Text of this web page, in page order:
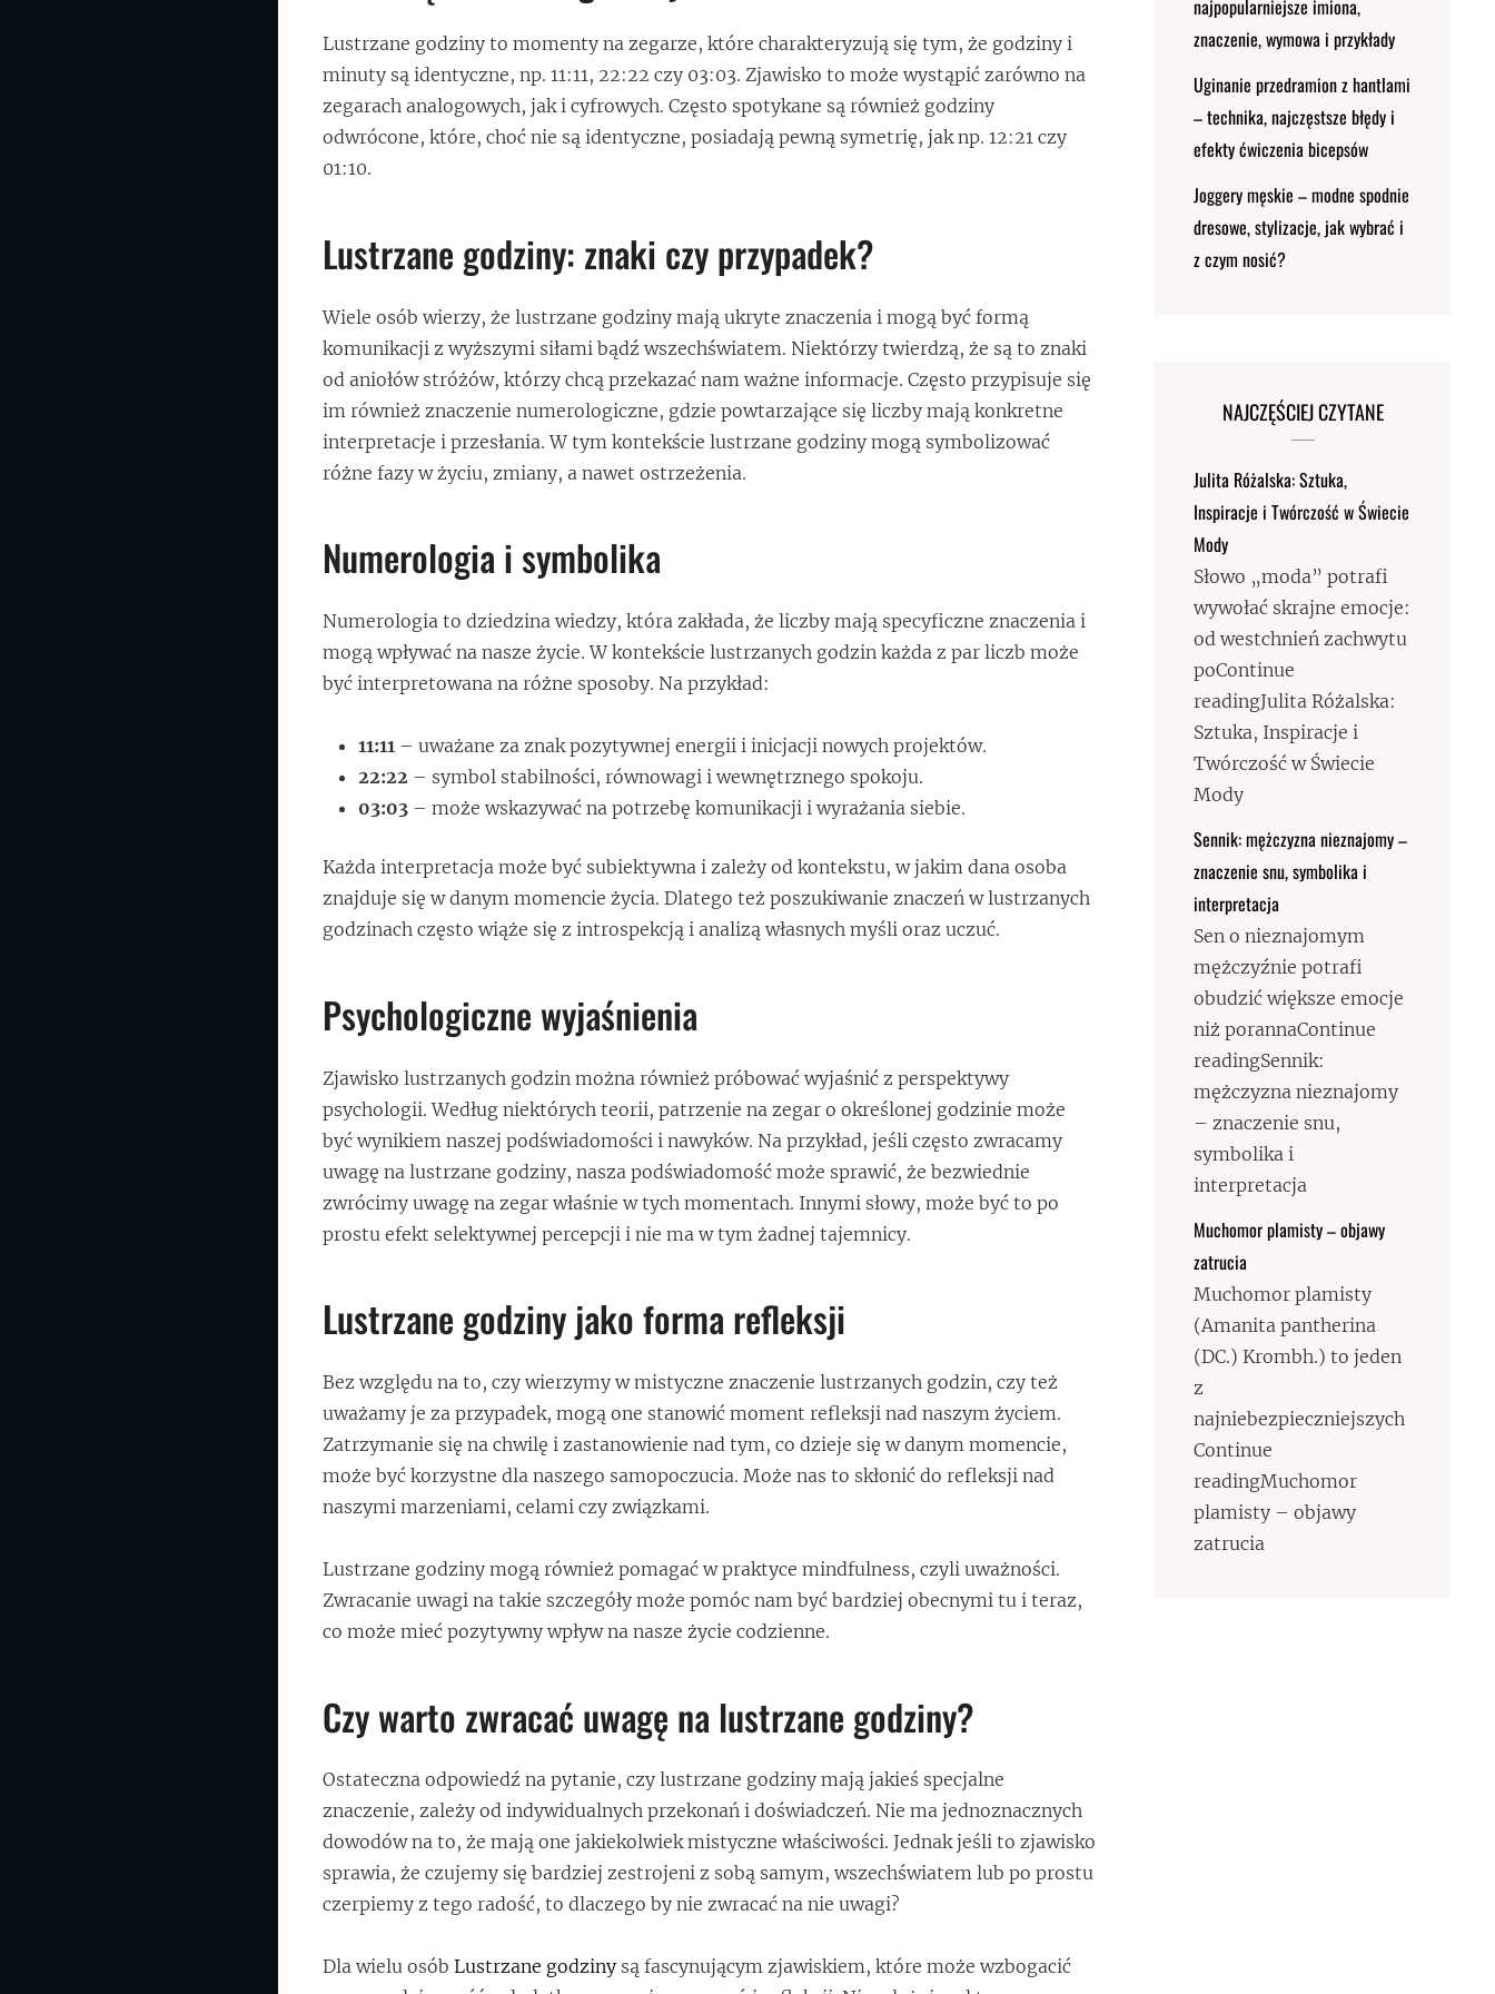
Lustrzane godziny to momenty na zegarze, które charakteryzują się tym, że godziny i
minuty są identyczne, np. 11:11, 22:22 czy 03:03. Zjawisko to może wystąpić zarówno na
zegarach analogowych, jak i cyfrowych. Często spotykane są również godziny
odwrócone, które, choć nie są identyczne, posiadają pewną symetrię, jak np. 12:21 czy
01:10.
Lustrzane godziny: znaki czy przypadek?
Wiele osób wierzy, że lustrzane godziny mają ukryte znaczenia i mogą być formą
komunikacji z wyższymi siłami bądź wszechświatem. Niektórzy twierdzą, że są to znaki
od aniołów stróżów, którzy chcą przekazać nam ważne informacje. Często przypisuje się
im również znaczenie numerologiczne, gdzie powtarzające się liczby mają konkretne
interpretacje i przesłania. W tym kontekście lustrzane godziny mogą symbolizować
różne fazy w życiu, zmiany, a nawet ostrzeżenia.
Numerologia i symbolika
Numerologia to dziedzina wiedzy, która zakłada, że liczby mają specyficzne znaczenia i
mogą wpływać na nasze życie. W kontekście lustrzanych godzin każda z par liczb może
być interpretowana na różne sposoby. Na przykład:
11:11 – uważane za znak pozytywnej energii i inicjacji nowych projektów.
22:22 – symbol stabilności, równowagi i wewnętrznego spokoju.
03:03 – może wskazywać na potrzebę komunikacji i wyrażania siebie.
Każda interpretacja może być subiektywna i zależy od kontekstu, w jakim dana osoba
znajduje się w danym momencie życia. Dlatego też poszukiwanie znaczeń w lustrzanych
godzinach często wiąże się z introspekcją i analizą własnych myśli oraz uczuć.
Psychologiczne wyjaśnienia
Zjawisko lustrzanych godzin można również próbować wyjaśnić z perspektywy
psychologii. Według niektórych teorii, patrzenie na zegar o określonej godzinie może
być wynikiem naszej podświadomości i nawyków. Na przykład, jeśli często zwracamy
uwagę na lustrzane godziny, nasza podświadomość może sprawić, że bezwiednie
zwrócimy uwagę na zegar właśnie w tych momentach. Innymi słowy, może być to po
prostu efekt selektywnej percepcji i nie ma w tym żadnej tajemnicy.
Lustrzane godziny jako forma refleksji
Bez względu na to, czy wierzymy w mistyczne znaczenie lustrzanych godzin, czy też
uważamy je za przypadek, mogą one stanowić moment refleksji nad naszym życiem.
Zatrzymanie się na chwilę i zastanowienie nad tym, co dzieje się w danym momencie,
może być korzystne dla naszego samopoczucia. Może nas to skłonić do refleksji nad
naszymi marzeniami, celami czy związkami.
Lustrzane godziny mogą również pomagać w praktyce mindfulness, czyli uważności.
Zwracanie uwagi na takie szczegóły może pomóc nam być bardziej obecnymi tu i teraz,
co może mieć pozytywny wpływ na nasze życie codzienne.
Czy warto zwracać uwagę na lustrzane godziny?
Ostateczna odpowiedź na pytanie, czy lustrzane godziny mają jakieś specjalne
znaczenie, zależy od indywidualnych przekonań i doświadczeń. Nie ma jednoznacznych
dowodów na to, że mają one jakiekolwiek mistyczne właściwości. Jednak jeśli to zjawisko
sprawia, że czujemy się bardziej zestrojeni z sobą samym, wszechświatem lub po prostu
czerpiemy z tego radość, to dlaczego by nie zwracać na nie uwagi?
Dla wielu osób Lustrzane godziny są fascynującym zjawiskiem, które może wzbogacić
najpopularniejsze imiona,
znaczenie, wymowa i przykłady
Uginanie przedramion z hantlami
– technika, najczęstsze błędy i
efekty ćwiczenia bicepsów
Joggery męskie – modne spodnie
dresowe, stylizacje, jak wybrać i
z czym nosić?
NAJCZĘŚCIEJ CZYTANE
Julita Różalska: Sztuka,
Inspiracje i Twórczość w Świecie
Mody
Słowo „moda” potrafi
wywołać skrajne emocje:
od westchnień zachwytu
poContinue
readingJulita Różalska:
Sztuka, Inspiracje i
Twórczość w Świecie
Mody
Sennik: mężczyzna nieznajomy –
znaczenie snu, symbolika i
interpretacja
Sen o nieznajomym
mężczyźnie potrafi
obudzić większe emocje
niż porannaContinue
readingSennik:
mężczyzna nieznajomy
– znaczenie snu,
symbolika i
interpretacja
Muchomor plamisty – objawy
zatrucia
Muchomor plamisty
(Amanita pantherina
(DC.) Krombh.) to jeden
z
najniebezpieczniejszych
Continue
readingMuchomor
plamisty – objawy
zatrucia